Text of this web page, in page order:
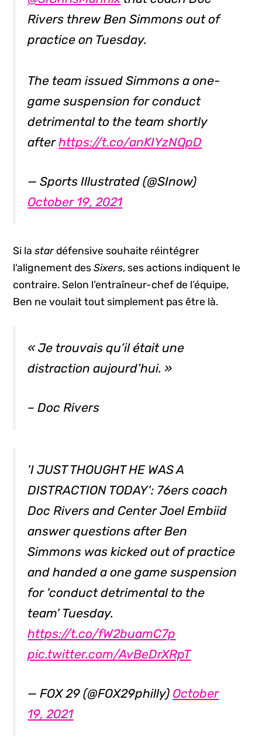
Rivers threw Ben Simmons out of
practice on Tuesday.
The team issued Simmons a one-
game suspension for conduct
detrimental to the team shortly
afterhttps://t.co/anKIYzNQpD
— Sports Illustrated (@SInow)
October 19, 2021
Si lastardéfensive souhaite réintégrer
l’alignement desSixers, ses actions indiquent le
contraire. Selon l’entraîneur-chef de l’équipe,
Ben ne voulait tout simplement pas être là.
« Je trouvais qu’il était une
distraction aujourd’hui. »
– Doc Rivers
'I JUST THOUGHT HE WAS A
DISTRACTION TODAY': 76ers coach
Doc Rivers and Center Joel Embiid
answer questions after Ben
Simmons was kicked out of practice
and handed a one game suspension
for 'conduct detrimental to the
team' Tuesday.
https://t.co/fW2buamC7p
pic.twitter.com/AvBeDrXRpT
— FOX 29 (@FOX29philly) October
19, 2021